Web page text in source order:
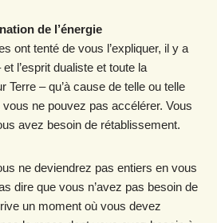
de l’énergie
ont tenté de vous l’expliquer, il y a
et l’esprit dualiste et toute la
– qu’à cause de telle ou telle
ne pouvez pas accélérer. Vous
avez besoin de rétablissement.
ne deviendrez pas entiers en vous
dire que vous n’avez pas besoin de
un moment où vous devez